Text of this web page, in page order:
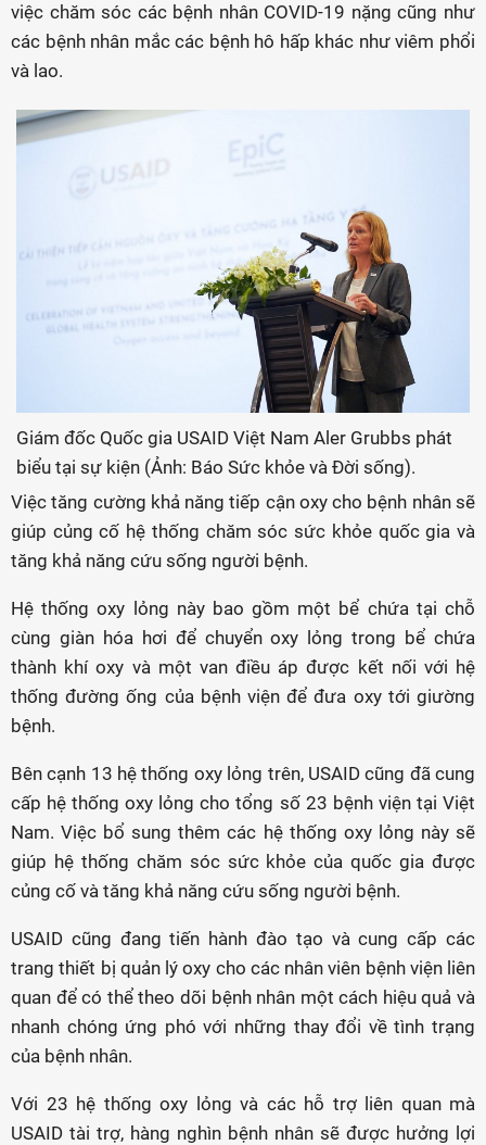
việc chăm sóc các bệnh nhân COVID-19 nặng cũng như
các bệnh nhân mắc các bệnh hô hấp khác như viêm phổi
và lao.
Giám đốc Quốc gia USAID Việt Nam Aler Grubbs phát
biểu tại sự kiện (Ảnh: Báo Sức khỏe và Đời sống).
Việc tăng cường khả năng tiếp cận oxy cho bệnh nhân sẽ
giúp củng cố hệ thống chăm sóc sức khỏe quốc gia và
tăng khả năng cứu sống người bệnh.
Hệ thống oxy lỏng này bao gồm một bể chứa tại chỗ
cùng giàn hóa hơi để chuyển oxy lỏng trong bể chứa
thành khí oxy và một van điều áp được kết nối với hệ
thống đường ống của bệnh viện để đưa oxy tới giường
bệnh.
Bên cạnh 13 hệ thống oxy lỏng trên, USAID cũng đã cung
cấp hệ thống oxy lỏng cho tổng số 23 bệnh viện tại Việt
Nam. Việc bổ sung thêm các hệ thống oxy lỏng này sẽ
giúp hệ thống chăm sóc sức khỏe của quốc gia được
củng cố và tăng khả năng cứu sống người bệnh.
USAID cũng đang tiến hành đào tạo và cung cấp các
trang thiết bị quản lý oxy cho các nhân viên bệnh viện liên
quan để có thể theo dõi bệnh nhân một cách hiệu quả và
nhanh chóng ứng phó với những thay đổi về tình trạng
của bệnh nhân.
Với 23 hệ thống oxy lỏng và các hỗ trợ liên quan mà
USAID tài trợ, hàng nghìn bệnh nhân sẽ được hưởng lợi